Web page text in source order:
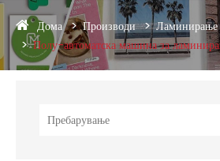
Дома Производи
Полу-автоматска машина за